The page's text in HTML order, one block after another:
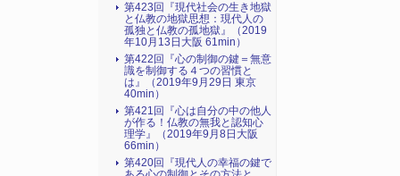
第423回『現代社会の生き地獄
と仏教の地獄思想：現代人の
孤独と仏教の孤地獄』（2019
年10月13日大阪 61min）
第422回『心の制御の鍵＝無意
識を制御する４つの習慣と
は』（2019年9月29日 東京
40min）
第421回『心は自分の中の他人
が作る！仏教の無我と認知心
理学』（2019年9月8日大阪
66min）
第420回『現代人の幸福の鍵で